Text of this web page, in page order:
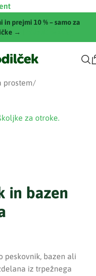
prejmi 10 % – samo za
→
prostem/
in bazen
peskovnik, bazen ali
iz trpežnega